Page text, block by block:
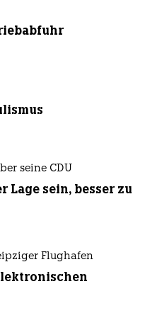
seine CDU
Lage sein, besser zu
Flughafen